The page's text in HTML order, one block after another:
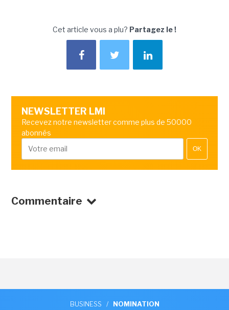
Cet article vous a plu? Partagez le !
NEWSLETTER LMI
Recevez notre newsletter comme plus de 50000
abonnés
OK
Commentaire
BUSINESS / NOMINATION